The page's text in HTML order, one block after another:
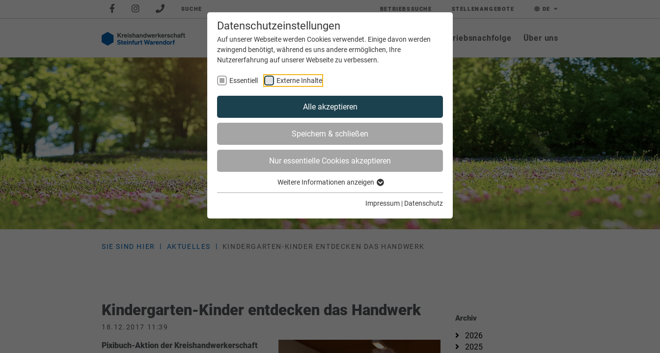
Datenschutzeinstellungen
Auf unserer Webseite werden Cookies verwendet. Einige davon werden
zwingend benötigt, während es uns andere ermöglichen, Ihre
Nutzererfahrung auf unserer Webseite zu verbessern.
Essentiell Externe Inhalte
Alle akzeptieren
Speichern & schließen
Nur essentielle Cookies akzeptieren
Weitere Informationen anzeigen
Impressum | Datenschutz
SUCHE BETRIEBSSUCHE STELLENANGEBOTE DE
Aktuelles Service Bildung Innungen Netzwerke Betriebsnachfolge Über uns
SIE SIND HIER AKTUELLES KINDERGARTEN-KINDER ENTDECKEN DAS HANDWERK
Kindergarten-Kinder entdecken das Handwerk
18.12.2017 11:39
Pixibuch-Aktion der Kreishandwerkerschaft
Archiv
2026
2025